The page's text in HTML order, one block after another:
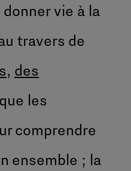
vie à la
travers de
, des
les
comprendre
ensemble ; la